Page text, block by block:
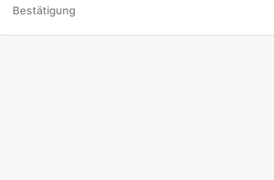
Bestätigung